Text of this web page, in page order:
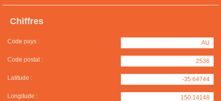
Chiffres
Code pays : AU
Code postal : 2536
Latitude : -35.64744
Longitude : 150.14148